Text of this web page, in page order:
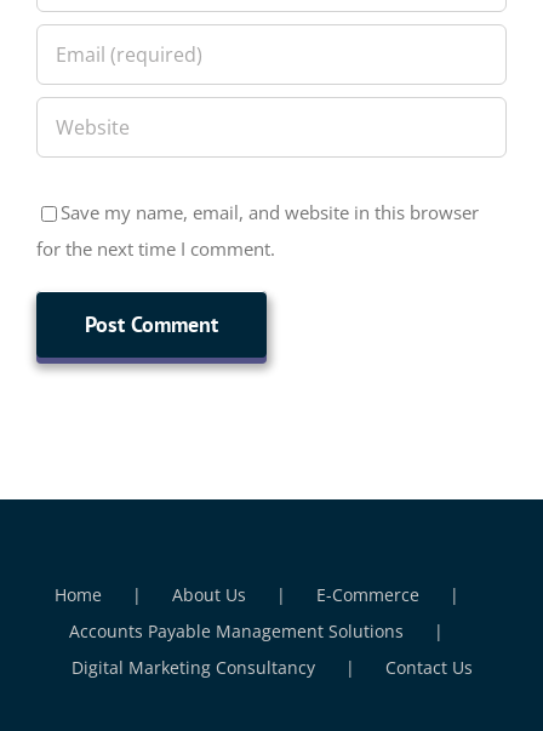
Save my name, email, and website in this browser
for the next time I comment.
Home About Us
E-Commerce
Accounts Payable Management Solutions
Digital Marketing Consultancy
Contact Us